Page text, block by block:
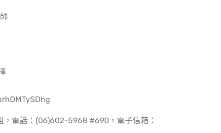
，電話：(06)602-5968 #690，電子信箱：